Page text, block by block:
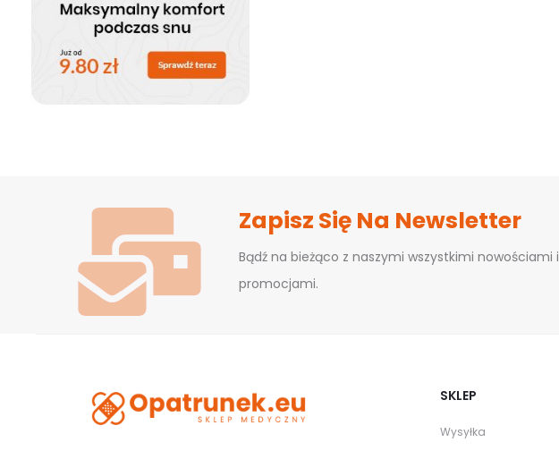
Zapisz Się Na Newsletter
Bądź na bieżąco z naszymi wszystkimi nowościami i
promocjami.
SKLEP
Wysyłka